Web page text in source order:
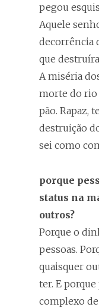
pegou
Aquele
decorrência
que
A miséria
morte do rio
pão. Rapaz,
destruição
sei como
porque
status na
outros?
Porque o
pessoas.
quaisquer
ter. E
complexo